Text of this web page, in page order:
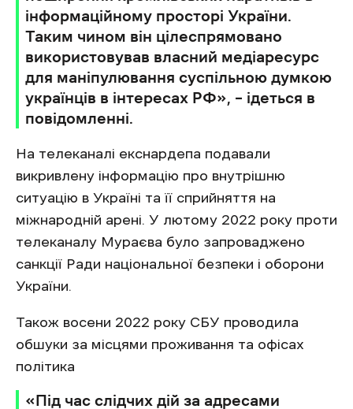
інформаційному просторі України.
Таким чином він цілеспрямовано
використовував власний медіаресурс
для маніпулювання суспільною думкою
українців в інтересах РФ», – ідеться в
повідомленні.
На телеканалі екснардепа подавали
викривлену інформацію про внутрішню
ситуацію в Україні та її сприйняття на
міжнародній арені. У лютому 2022 року проти
телеканалу Мураєва було запроваджено
санкції Ради національної безпеки і оборони
України.
Також восени 2022 року СБУ проводила
обшуки за місцями проживання та офісах
політика
«Під час слідчих дій за адресами